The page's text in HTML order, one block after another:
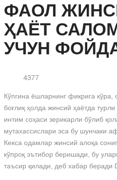
ФАОЛ
ҲАЁТ
УЧУН
4377
Кўпгина ёшларнинг фикрига
боғлиқ ҳолда жинсий ҳаётда
интим соҳаси зерикарли бўлиб
мутахассислари эса бу шунчаки
Кекса одамлар жинсий алоқа
кўпроқ эътибор беришади, бу
таъсир қилади, деб хабар беради